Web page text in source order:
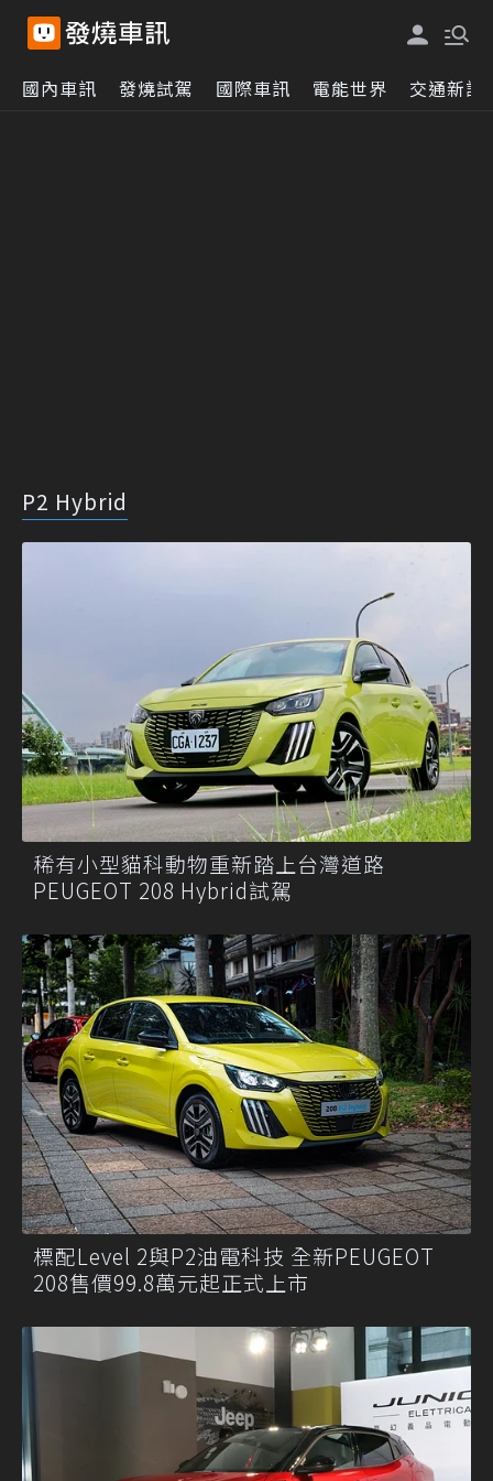
國內車訊 發燒試駕 國際車訊 電能世界 交通新訊
P2 Hybrid
稀有小型貓科動物重新踏上台灣道路
PEUGEOT 208 Hybrid試駕
標配Level 2與P2油電科技 全新PEUGEOT
208售價99.8萬元起正式上市